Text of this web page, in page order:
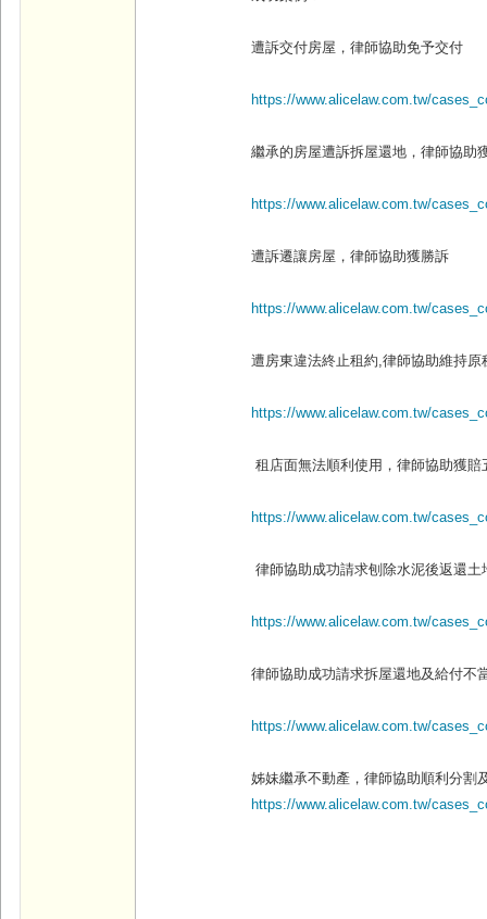
遭訴交付房屋，律師協助免予交付
https://www.alicelaw.com.tw/
繼承的房屋遭訴拆屋還地，律師協助
https://www.alicelaw.com.tw/
遭訴遷讓房屋，律師協助獲勝訴
https://www.alicelaw.com.tw/
遭房東違法終止租約,律師協助維持原
https://www.alicelaw.com.tw/
租店面無法順利使用，律師協助獲賠
https://www.alicelaw.com.tw/
律師協助成功請求刨除水泥後返還
https://www.alicelaw.com.tw/
律師協助成功請求拆屋還地及給付不
https://www.alicelaw.com.tw/
姊妹繼承不動產，律師協助順利分割
https://www.alicelaw.com.tw/